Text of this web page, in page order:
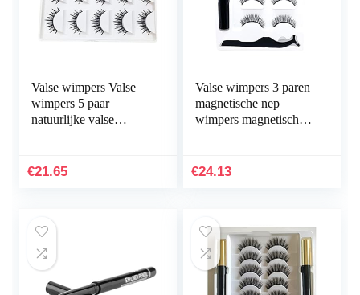
Valse wimpers Valse
wimpers 5 paar
natuurlijke valse
lange wimpers 12
€21.65
Valse wimpers 3 paren
magnetische nep
wimpers magnetische
eyeliner en…
€24.13